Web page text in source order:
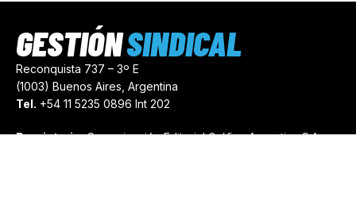
Reconquista 737 – 3º E
(1003) Buenos Aires, Argentina
Tel. +54 11 5235 0896 Int 202
Propietario:Comunicación Editorial Gráfica Argentina S.A.
GESTIÓNSINDICAL